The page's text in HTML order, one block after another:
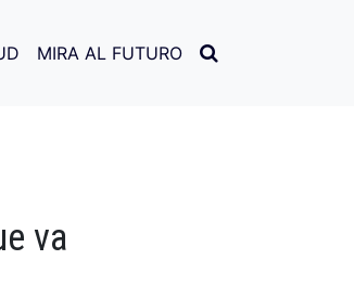
MIRA AL FUTURO
va